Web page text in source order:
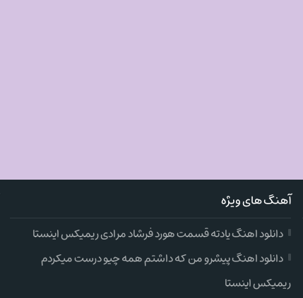
آهنگ های ویژه
دانلود اهنگ یادته قسمت هورد فرشاد مرادی ریمیکس اینستا
دانلود اهنگ پیشرو من که داشتم همه چیو درست میکردم
ریمیکس اینستا